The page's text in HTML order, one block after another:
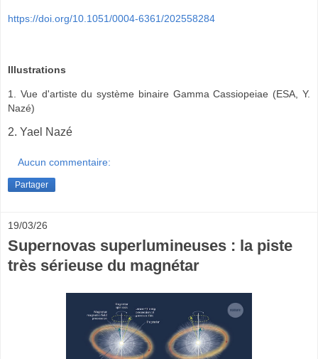
https://doi.org/10.1051/0004-6361/202558284
Illustrations
1. Vue d'artiste du système binaire Gamma Cassiopeiae (ESA, Y.
Nazé)
2. Yael Nazé
Aucun commentaire:
Partager
19/03/26
Supernovas superlumineuses : la piste
très sérieuse du magnétar